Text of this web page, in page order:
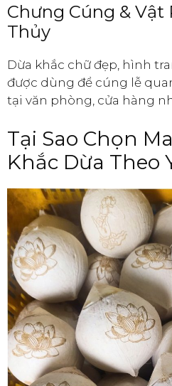
Chưng Cúng & Vật
Thủy
Dừa khắc chữ đẹp, hình
được dùng để cúng lễ
tại văn phòng, cửa hàng
Tại Sao Chọn
Khắc Dừa Theo